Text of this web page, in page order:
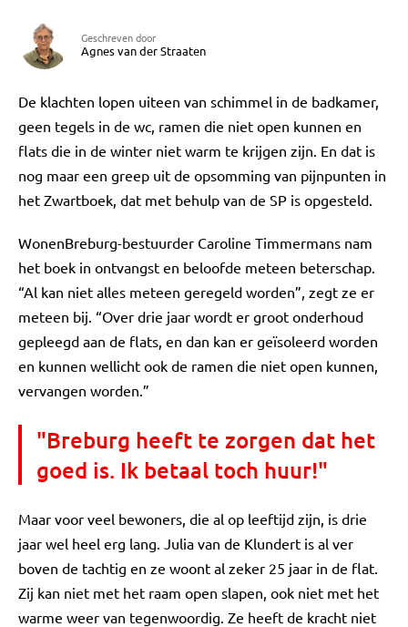
Geschreven door
Agnes van der Straaten
De klachten lopen uiteen van schimmel in de badkamer,
geen tegels in de wc, ramen die niet open kunnen en
flats die in de winter niet warm te krijgen zijn. En dat is
nog maar een greep uit de opsomming van pijnpunten in
het Zwartboek, dat met behulp van de SP is opgesteld.
WonenBreburg-bestuurder Caroline Timmermans nam
het boek in ontvangst en beloofde meteen beterschap.
“Al kan niet alles meteen geregeld worden”, zegt ze er
meteen bij. “Over drie jaar wordt er groot onderhoud
gepleegd aan de flats, en dan kan er geïsoleerd worden
en kunnen wellicht ook de ramen die niet open kunnen,
vervangen worden.”
"Breburg heeft te zorgen dat het
goed is. Ik betaal toch huur!"
Maar voor veel bewoners, die al op leeftijd zijn, is drie
jaar wel heel erg lang. Julia van de Klundert is al ver
boven de tachtig en ze woont al zeker 25 jaar in de flat.
Zij kan niet met het raam open slapen, ook niet met het
warme weer van tegenwoordig. Ze heeft de kracht niet